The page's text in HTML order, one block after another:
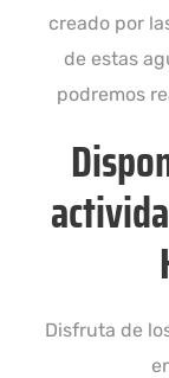
creado por
de estas
podremos
Disfruta de